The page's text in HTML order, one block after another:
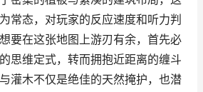
常态，对玩家的反应速度和听力判
要在这张地图上游刃有余，首先必
思维定式，转而拥抱近距离的缠斗
灌木不仅是绝佳的天然掩护，也潜